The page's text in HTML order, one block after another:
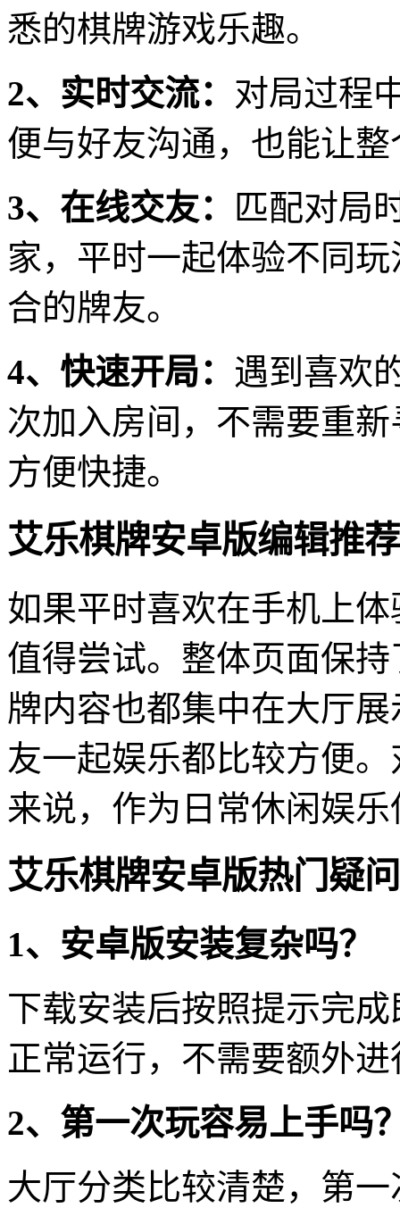
悉的棋牌游戏乐趣。
2、实时交流： 对局过程
便与好友沟通，也能让
3、在线交友：
匹配对局
家，平时一起体验不同
合的牌友。
4、快速开局： 遇到喜欢
次加入房间，不需要重
方便快捷。
艾乐棋牌安卓版编辑推荐
如果平时喜欢在手机上
值得尝试。整体页面保
牌内容也都集中在大厅
友一起娱乐都比较方便
来说，作为日常休闲娱
艾乐棋牌安卓版热门疑问
1、安卓版安装复杂吗？
下载安装后按照提示完
正常运行，不需要额外
2、第一次玩容易上手吗
大厅分类比较清楚，第